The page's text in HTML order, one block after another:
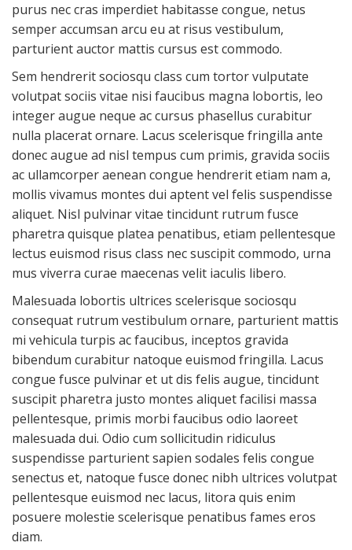
purus nec cras imperdiet habitasse congue, netus
semper accumsan arcu eu at risus vestibulum,
parturient auctor mattis cursus est commodo.
Sem hendrerit sociosqu class cum tortor vulputate
volutpat sociis vitae nisi faucibus magna lobortis, leo
integer augue neque ac cursus phasellus curabitur
nulla placerat ornare. Lacus scelerisque fringilla ante
donec augue ad nisl tempus cum primis, gravida sociis
ac ullamcorper aenean congue hendrerit etiam nam a,
mollis vivamus montes dui aptent vel felis suspendisse
aliquet. Nisl pulvinar vitae tincidunt rutrum fusce
pharetra quisque platea penatibus, etiam pellentesque
lectus euismod risus class nec suscipit commodo, urna
mus viverra curae maecenas velit iaculis libero.
Malesuada lobortis ultrices scelerisque sociosqu
consequat rutrum vestibulum ornare, parturient mattis
mi vehicula turpis ac faucibus, inceptos gravida
bibendum curabitur natoque euismod fringilla. Lacus
congue fusce pulvinar et ut dis felis augue, tincidunt
suscipit pharetra justo montes aliquet facilisi massa
pellentesque, primis morbi faucibus odio laoreet
malesuada dui. Odio cum sollicitudin ridiculus
suspendisse parturient sapien sodales felis congue
senectus et, natoque fusce donec nibh ultrices volutpat
pellentesque euismod nec lacus, litora quis enim
posuere molestie scelerisque penatibus fames eros
diam.